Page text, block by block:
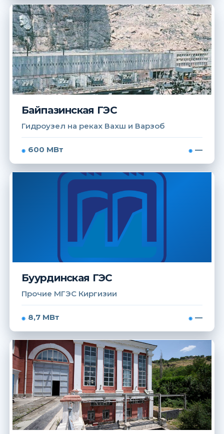
Байпазинская ГЭС
Гидроузел на реках Вахш и Варзоб
600 МВт —
Буурдинская ГЭС
Прочие МГЭС Киргизии
8,7 МВт —